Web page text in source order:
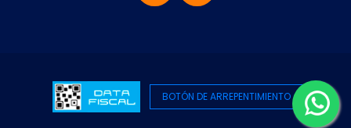
BOTÓN DE ARREPENTIMIENTO